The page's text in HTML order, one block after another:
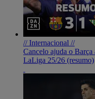
// Internacional //
Cancelo ajuda o Barça
LaLiga 25/26 (resumo)